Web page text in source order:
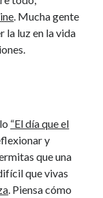
. Mucha gente
la luz en la vida
“El día que el
y
que una
que vivas
. Piensa cómo